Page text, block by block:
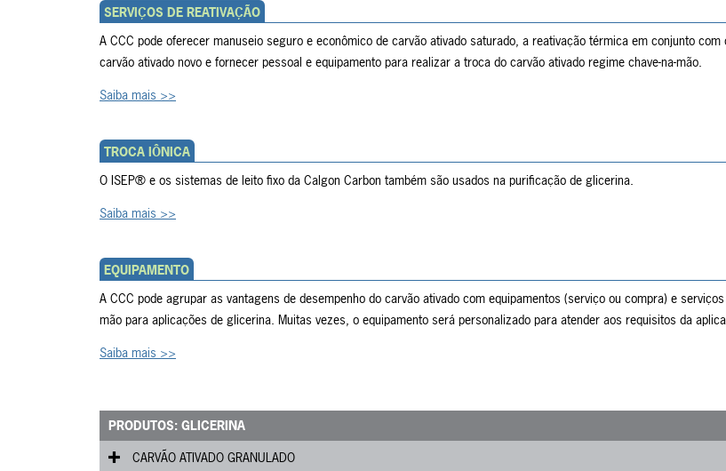
SERVIÇOS DE REATIVAÇÃO
A CCC pode oferecer manuseio seguro e econômico de carvão ativado saturado, a reativação térmica em conjunto com
carvão ativado novo e fornecer pessoal e equipamento para realizar a troca do carvão ativado regime chave-na-mão.
Saiba mais >>
TROCA IÔNICA
O ISEP® e os sistemas de leito fixo da Calgon Carbon também são usados na purificação de glicerina.
Saiba mais >>
EQUIPAMENTO
A CCC pode agrupar as vantagens de desempenho do carvão ativado com equipamentos (serviço ou compra) e
mão para aplicações de glicerina. Muitas vezes, o equipamento será personalizado para atender aos requisitos da
Saiba mais >>
PRODUTOS: GLICERINA
CARVÃO ATIVADO GRANULADO